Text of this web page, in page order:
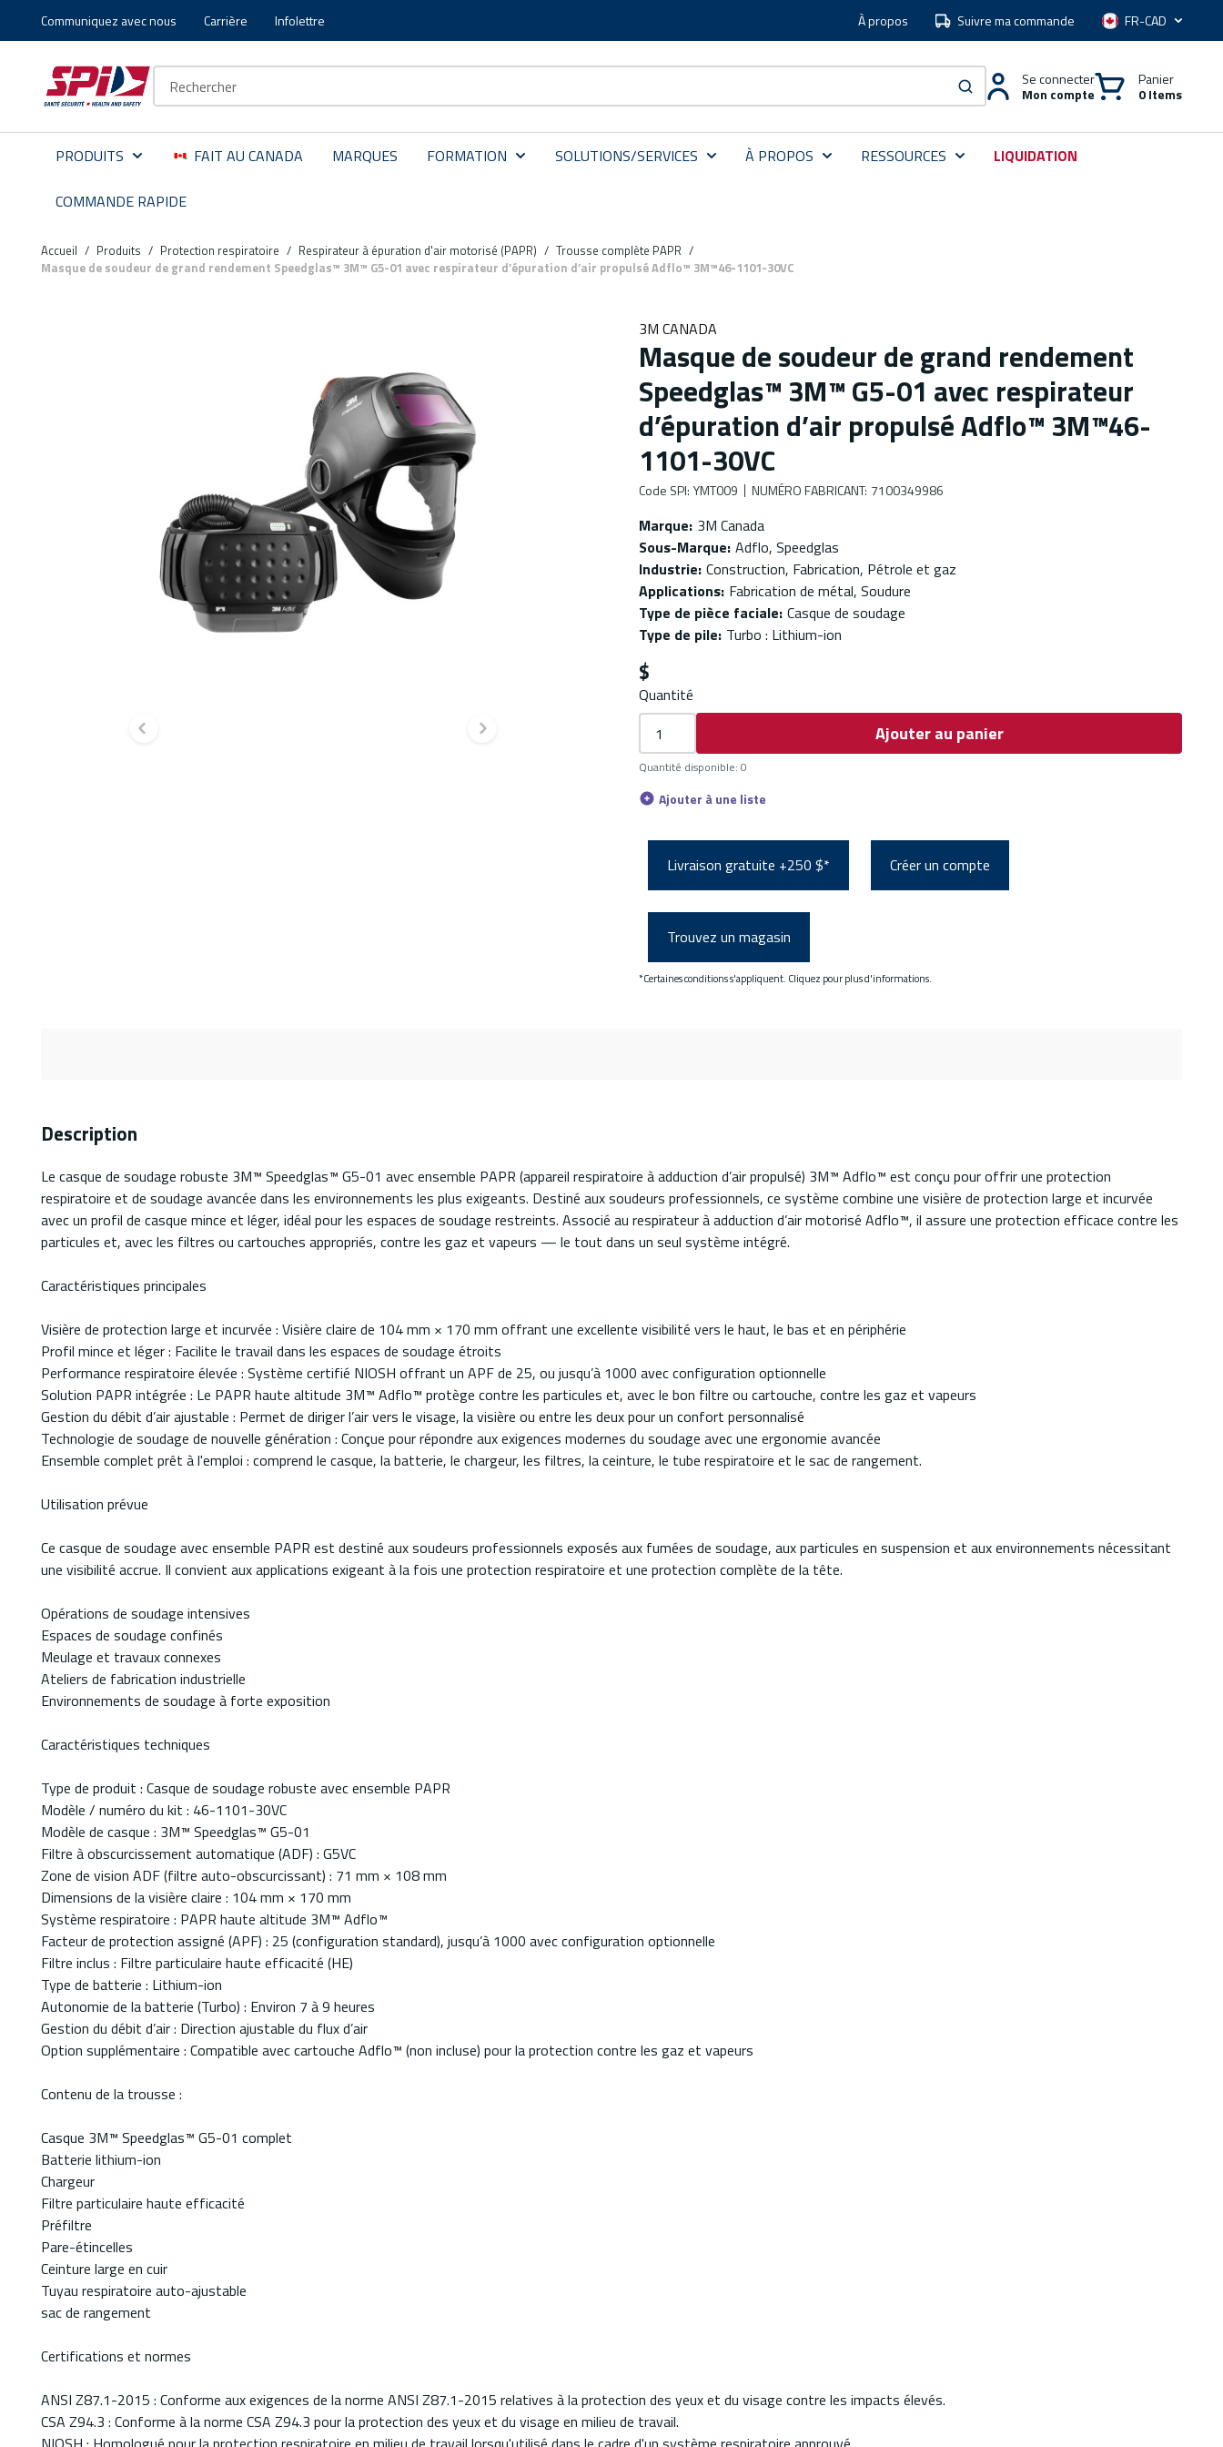
Aller au contenu principal
Skip to menu
Skip to footer
Communiquez avec nous Carrière Infolettre À propos Suivre ma commande Langue
soumettre une recherche
Se connecter
Mon compte
Panier
0 Items
PRODUITS FAIT AU CANADA MARQUES FORMATION SOLUTIONS/SERVICES À PROPOS RESSOURCES LIQUIDATION
COMMANDE RAPIDE
Accueil / Produits / Protection respiratoire / Respirateur à épuration d'air motorisé (PAPR) / Trousse complète PAPR /
Masque de soudeur de grand rendement Speedglas™ 3M™ G5-01 avec respirateur d’épuration d’air propulsé Adflo™ 3M™46-1101-30VC
Diapositive précédente Diapositive suivante
3M CANADA
Masque de soudeur de grand rendement
Speedglas™ 3M™ G5-01 avec respirateur
d’épuration d’air propulsé Adflo™ 3M™46-
1101-30VC
Code SPI: YMT009 NUMÉRO FABRICANT: 7100349986
Marque: 3M Canada
Sous-Marque: Adflo, Speedglas
Industrie: Construction, Fabrication, Pétrole et gaz
Applications: Fabrication de métal, Soudure
Type de pièce faciale: Casque de soudage
Type de pile: Turbo : Lithium-ion
$
Quantité
Ajouter au panier
Quantité disponible: 0
Ajouter à une liste
Livraison gratuite +250 $* Créer un compte
Trouvez un magasin
*Certaines conditions s'appliquent. Cliquez pour plus d'informations.
Description
Le casque de soudage robuste 3M™ Speedglas™ G5-01 avec ensemble PAPR (appareil respiratoire à adduction d’air propulsé) 3M™ Adflo™ est conçu pour offrir une protection
respiratoire et de soudage avancée dans les environnements les plus exigeants. Destiné aux soudeurs professionnels, ce système combine une visière de protection large et incurvée
avec un profil de casque mince et léger, idéal pour les espaces de soudage restreints. Associé au respirateur à adduction d’air motorisé Adflo™, il assure une protection efficace contre les
particules et, avec les filtres ou cartouches appropriés, contre les gaz et vapeurs — le tout dans un seul système intégré.
Caractéristiques principales
Visière de protection large et incurvée : Visière claire de 104 mm × 170 mm offrant une excellente visibilité vers le haut, le bas et en périphérie
Profil mince et léger : Facilite le travail dans les espaces de soudage étroits
Performance respiratoire élevée : Système certifié NIOSH offrant un APF de 25, ou jusqu’à 1000 avec configuration optionnelle
Solution PAPR intégrée : Le PAPR haute altitude 3M™ Adflo™ protège contre les particules et, avec le bon filtre ou cartouche, contre les gaz et vapeurs
Gestion du débit d’air ajustable : Permet de diriger l’air vers le visage, la visière ou entre les deux pour un confort personnalisé
Technologie de soudage de nouvelle génération : Conçue pour répondre aux exigences modernes du soudage avec une ergonomie avancée
Ensemble complet prêt à l'emploi : comprend le casque, la batterie, le chargeur, les filtres, la ceinture, le tube respiratoire et le sac de rangement.
Utilisation prévue
Ce casque de soudage avec ensemble PAPR est destiné aux soudeurs professionnels exposés aux fumées de soudage, aux particules en suspension et aux environnements nécessitant
une visibilité accrue. Il convient aux applications exigeant à la fois une protection respiratoire et une protection complète de la tête.
Opérations de soudage intensives
Espaces de soudage confinés
Meulage et travaux connexes
Ateliers de fabrication industrielle
Environnements de soudage à forte exposition
Caractéristiques techniques
Type de produit : Casque de soudage robuste avec ensemble PAPR
Modèle / numéro du kit : 46-1101-30VC
Modèle de casque : 3M™ Speedglas™ G5-01
Filtre à obscurcissement automatique (ADF) : G5VC
Zone de vision ADF (filtre auto-obscurcissant) : 71 mm × 108 mm
Dimensions de la visière claire : 104 mm × 170 mm
Système respiratoire : PAPR haute altitude 3M™ Adflo™
Facteur de protection assigné (APF) : 25 (configuration standard), jusqu’à 1000 avec configuration optionnelle
Filtre inclus : Filtre particulaire haute efficacité (HE)
Type de batterie : Lithium-ion
Autonomie de la batterie (Turbo) : Environ 7 à 9 heures
Gestion du débit d’air : Direction ajustable du flux d’air
Option supplémentaire : Compatible avec cartouche Adflo™ (non incluse) pour la protection contre les gaz et vapeurs
Contenu de la trousse :
Casque 3M™ Speedglas™ G5-01 complet
Batterie lithium-ion
Chargeur
Filtre particulaire haute efficacité
Préfiltre
Pare-étincelles
Ceinture large en cuir
Tuyau respiratoire auto-ajustable
sac de rangement
Certifications et normes
ANSI Z87.1-2015 : Conforme aux exigences de la norme ANSI Z87.1-2015 relatives à la protection des yeux et du visage contre les impacts élevés.
CSA Z94.3 : Conforme à la norme CSA Z94.3 pour la protection des yeux et du visage en milieu de travail.